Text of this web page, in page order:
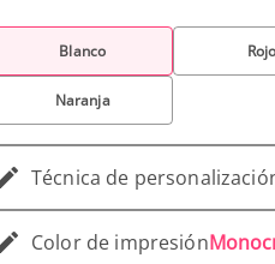
Blanco Rojo
Naranja
Técnica de
Color de impresión